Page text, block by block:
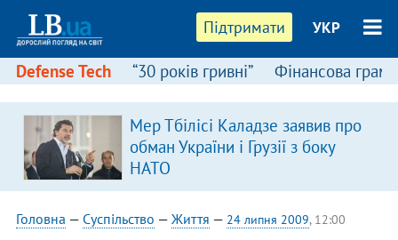
Підтримати УКР
Defense Tech “30 років гривні” Фінансова
Мер Тбілісі Каладзе заявив про
обман України і Грузії з боку
НАТО
Головна — Суспільство — Життя — 24 липня 2009, 12:00